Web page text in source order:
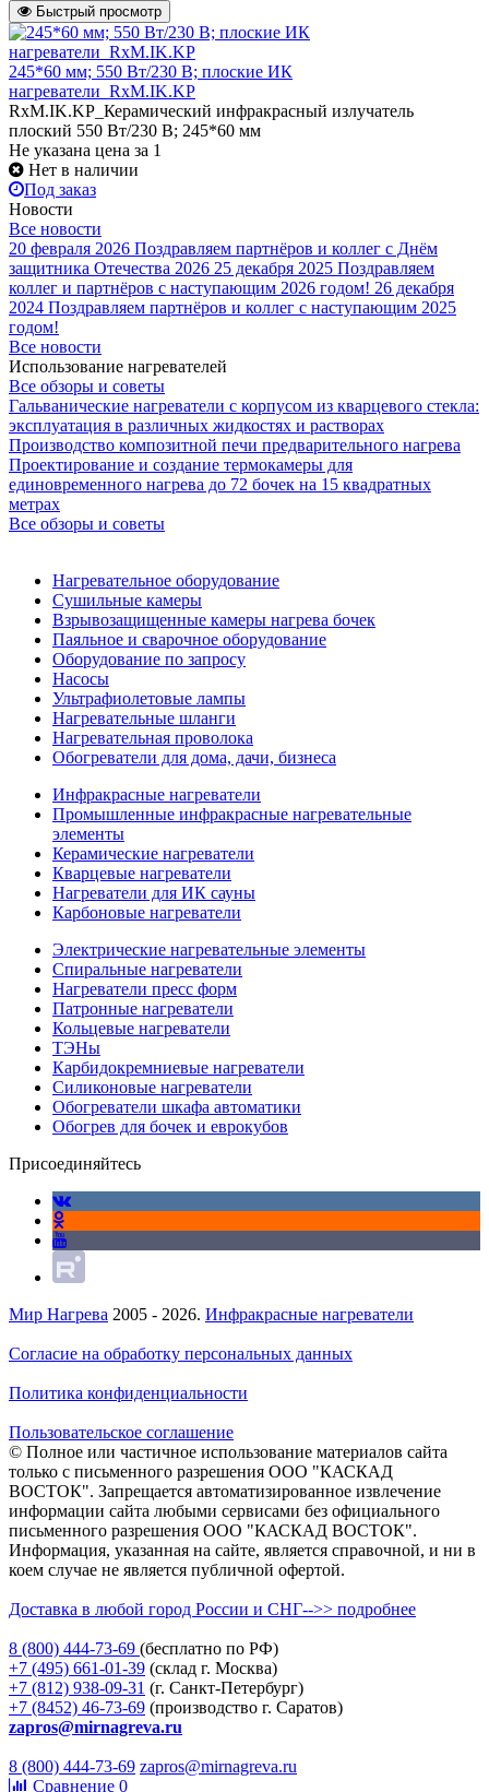
Быстрый просмотр
245*60 мм; 550 Вт/230 В; плоские ИК
нагреватели_RxM.IK.KP
RxM.IK.KP_Керамический инфракрасный излучатель
плоский 550 Вт/230 В; 245*60 мм
Не указана цена за 1
Нет в наличии
Под заказ
Новости
Все новости
20 февраля 2026 Поздравляем партнёров и коллег с Днём
защитника Отечества 2026 25 декабря 2025 Поздравляем
коллег и партнёров с наступающим 2026 годом! 26 декабря
2024 Поздравляем партнёров и коллег с наступающим 2025
годом!
Все новости
Использование нагревателей
Все обзоры и советы
Гальванические нагреватели с корпусом из кварцевого стекла:
эксплуатация в различных жидкостях и растворах
Производство композитной печи предварительного нагрева
Проектирование и создание термокамеры для
единовременного нагрева до 72 бочек на 15 квадратных
метрах
Все обзоры и советы
Нагревательное оборудование
Сушильные камеры
Взрывозащищенные камеры нагрева бочек
Паяльное и сварочное оборудование
Оборудование по запросу
Насосы
Ультрафиолетовые лампы
Нагревательные шланги
Нагревательная проволока
Обогреватели для дома, дачи, бизнеса
Инфракрасные нагреватели
Промышленные инфракрасные нагревательные
элементы
Керамические нагреватели
Кварцевые нагреватели
Нагреватели для ИК сауны
Карбоновые нагреватели
Электрические нагревательные элементы
Спиральные нагреватели
Нагреватели пресс форм
Патронные нагреватели
Кольцевые нагреватели
ТЭНы
Карбидокремниевые нагреватели
Силиконовые нагреватели
Обогреватели шкафа автоматики
Обогрев для бочек и еврокубов
Присоединяйтесь
Мир Нагрева 2005 - 2026. Инфракрасные нагреватели
Согласие на обработку персональных данных
Политика конфиденциальности
Пользовательское соглашение
© Полное или частичное использование материалов сайта
только с письменного разрешения ООО "КАСКАД
ВОСТОК". Запрещается автоматизированное извлечение
информации сайта любыми сервисами без официального
письменного разрешения ООО "КАСКАД ВОСТОК".
Информация, указанная на сайте, является справочной, и ни в
коем случае не является публичной офертой.
Доставка в любой город России и СНГ-->> подробнее
8 (800) 444-73-69 (бесплатно по РФ)
+7 (495) 661-01-39 (склад г. Москва)
+7 (812) 938-09-31 (г. Санкт-Петербург)
+7 (8452) 46-73-69 (производство г. Саратов)
zapros@mirnagreva.ru
8 (800) 444-73-69 zapros@mirnagreva.ru
Сравнение 0